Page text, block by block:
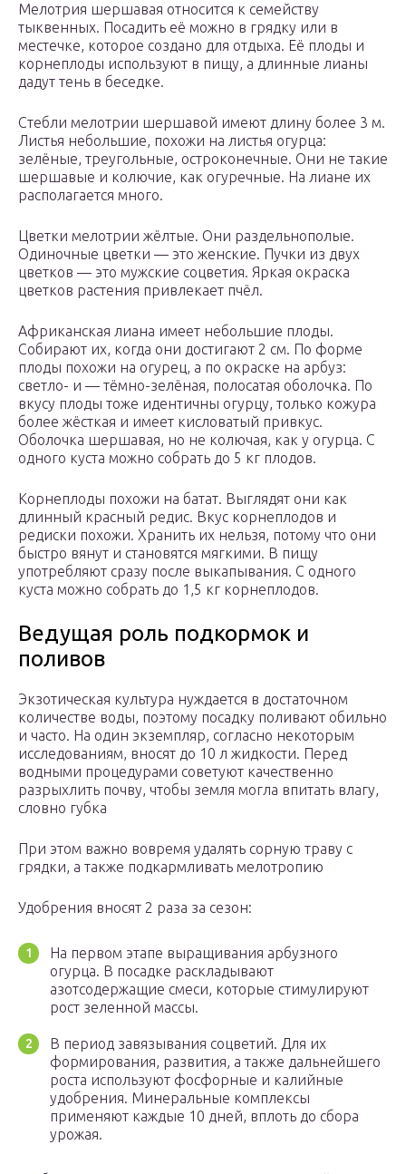
Мелотрия шершавая относится к семейству
тыквенных. Посадить её можно в грядку или в
местечке, которое создано для отдыха. Её плоды и
корнеплоды используют в пищу, а длинные лианы
дадут тень в беседке.
Стебли мелотрии шершавой имеют длину более 3 м.
Листья небольшие, похожи на листья огурца:
зелёные, треугольные, остроконечные. Они не такие
шершавые и колючие, как огуречные. На лиане их
располагается много.
Цветки мелотрии жёлтые. Они раздельнополые.
Одиночные цветки — это женские. Пучки из двух
цветков — это мужские соцветия. Яркая окраска
цветков растения привлекает пчёл.
Африканская лиана имеет небольшие плоды.
Собирают их, когда они достигают 2 см. По форме
плоды похожи на огурец, а по окраске на арбуз:
светло- и — тёмно-зелёная, полосатая оболочка. По
вкусу плоды тоже идентичны огурцу, только кожура
более жёсткая и имеет кисловатый привкус.
Оболочка шершавая, но не колючая, как у огурца. С
одного куста можно собрать до 5 кг плодов.
Корнеплоды похожи на батат. Выглядят они как
длинный красный редис. Вкус корнеплодов и
редиски похожи. Хранить их нельзя, потому что они
быстро вянут и становятся мягкими. В пищу
употребляют сразу после выкапывания. С одного
куста можно собрать до 1,5 кг корнеплодов.
Ведущая роль подкормок и
поливов
Экзотическая культура нуждается в достаточном
количестве воды, поэтому посадку поливают обильно
и часто. На один экземпляр, согласно некоторым
исследованиям, вносят до 10 л жидкости. Перед
водными процедурами советуют качественно
разрыхлить почву, чтобы земля могла впитать влагу,
словно губка
При этом важно вовремя удалять сорную траву с
грядки, а также подкармливать мелотропию
Удобрения вносят 2 раза за сезон:
На первом этапе выращивания арбузного
огурца. В посадке раскладывают
азотсодержащие смеси, которые стимулируют
рост зеленной массы.
В период завязывания соцветий. Для их
формирования, развития, а также дальнейшего
роста используют фосфорные и калийные
удобрения. Минеральные комплексы
применяют каждые 10 дней, вплоть до сбора
урожая.